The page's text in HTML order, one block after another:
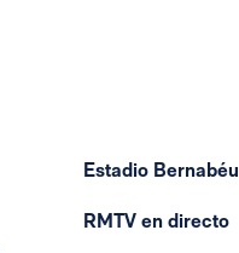
Estadio Bernabéu
RMTV en directo